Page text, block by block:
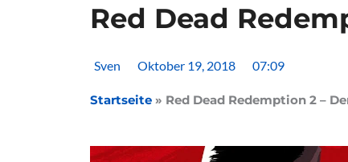
Red Dead
Sven Oktober 19, 2018 07:09
Startseite » Red Dead Redemption 2 –